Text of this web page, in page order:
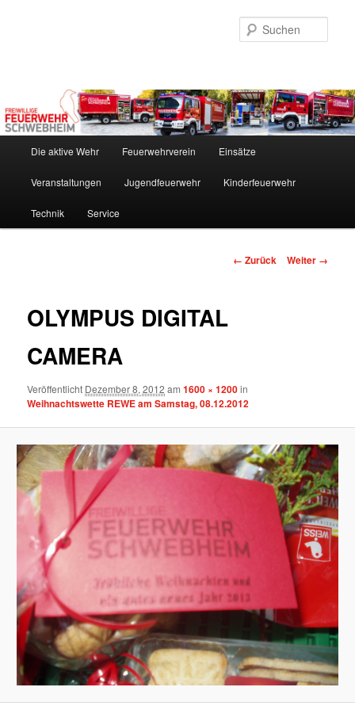
Die aktive Wehr Feuerwehrverein Einsätze
Veranstaltungen Jugendfeuerwehr Kinderfeuerwehr
Technik Service
Bilder-
← Zurück Weiter →
OLYMPUS DIGITAL
CAMERA
Veröffentlicht Dezember 8, 2012 am1600 × 1200in
Weihnachtswette REWE am Samstag, 08.12.2012